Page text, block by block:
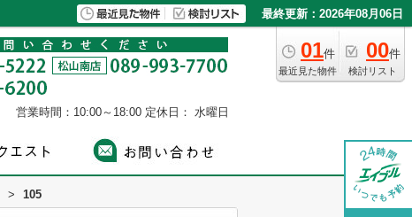
最終更新：2026年08月06日
01件
最近見た物件
00件
検討リスト
営業時間：10:00～18:00 定休日： 水曜日
> 105